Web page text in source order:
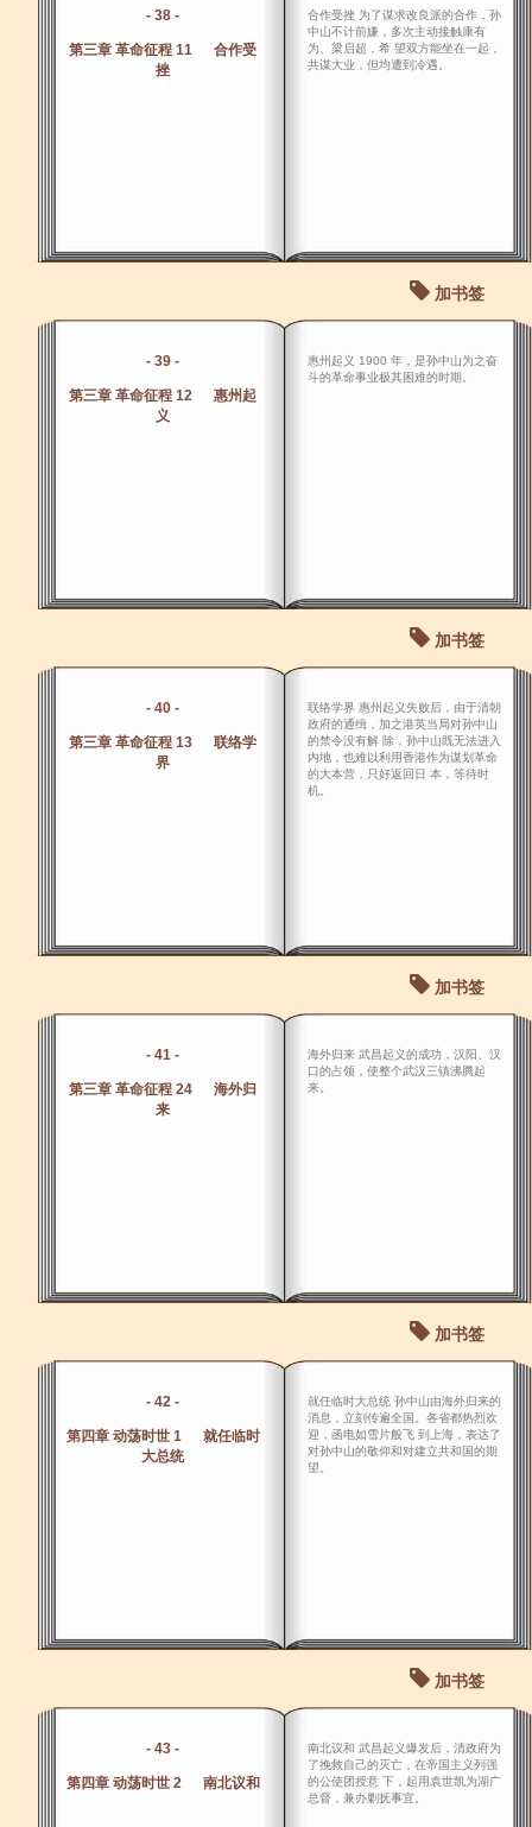
- 38 -
第三章 革命征程 11 合作受
挫
合作受挫 为了谋求改良派的合作，孙
中山不计前嫌，多次主动接触康有
为、梁启超，希 望双方能坐在一起，
共谋大业，但均遭到冷遇。
加书签
- 39 -
第三章 革命征程 12 惠州起
义
惠州起义 1900 年，是孙中山为之奋
斗的革命事业极其困难的时期。
加书签
- 40 -
第三章 革命征程 13 联络学
界
联络学界 惠州起义失败后，由于清朝
政府的通缉，加之港英当局对孙中山
的禁令没有解 除，孙中山既无法进入
内地，也难以利用香港作为谋划革命
的大本营，只好返回日 本，等待时
机。
加书签
- 41 -
第三章 革命征程 24 海外归
来
海外归来 武昌起义的成功，汉阳、汉
口的占领，使整个武汉三镇沸腾起
来。
加书签
- 42 -
第四章 动荡时世 1 就任临时
大总统
就任临时大总统 孙中山由海外归来的
消息，立刻传遍全国。各省都热烈欢
迎，函电如雪片般飞 到上海，表达了
对孙中山的敬仰和对建立共和国的期
望。
加书签
- 43 -
第四章 动荡时世 2 南北议和
南北议和 武昌起义爆发后，清政府为
了挽救自己的灭亡，在帝国主义列强
的公使团授意 下，起用袁世凯为湖广
总督，兼办剿抚事宜。